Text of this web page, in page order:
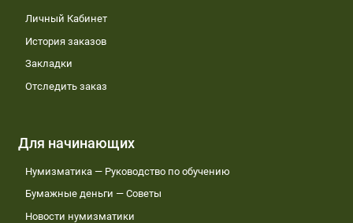
Личный Кабинет
История заказов
Закладки
Отследить заказ
Для начинающих
Нумизматика — Руководство по обучению
Бумажные деньги — Советы
Новости нумизматики